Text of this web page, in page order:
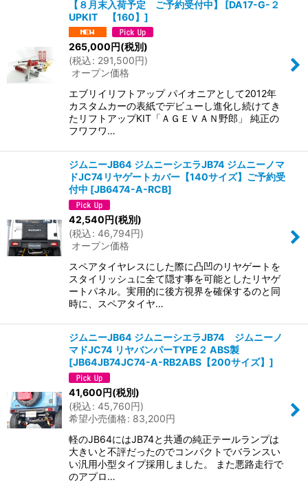
【８月末入荷予定 ご予約受付中】 [DA17-G-２
UPKIT 【160】 ]
265,000 円(税別)
(税込: 291,500円)
オープン価格
エブリイリフトアップ パイオニアとして2012年
カスタムカーの表紙でデビューし進化し続けてき
たリフトアップKIT「ＡＧＥＶＡＮ野郎」 純正の
フワフワ…
ジムニーJB64 ジムニーシエラJB74 ジムニーノマ
ドJC74リヤゲートカバー【140サイズ】ご予約受
付中 [JB6474-A-RCB]
42,540円(税別)
(税込: 46,794円)
オープン価格
スペアタイヤレスにした際に凸凹のリヤゲートを
スタイリッシュに全て隠す事を可能としたリヤゲ
ートパネル。実用的に後方視界を確保するのと同
時に、スペアタイヤ…
ジムニーJB64 ジムニーシエラJB74 ジムニーノ
マドJC74 リヤバンパーTYPE２ ABS製
[JB64JB74JC74-A-RB2ABS【200サイズ】 ]
41,600円(税別)
(税込: 45,760円)
希望小売価格: 83,200円
軽のJB64にはJB74と共通の純正テールランプは
大きいと不評だったのでコンパクトでバランスい
い汎用小型タイプ採用しました。 また悪路走行で
のアプロ…